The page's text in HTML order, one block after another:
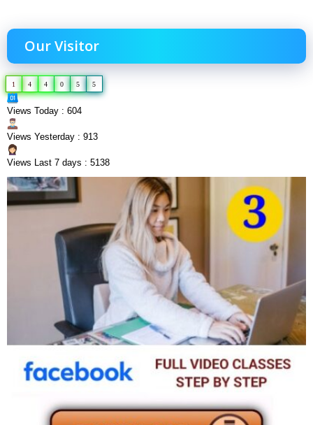
Our Visitor
1 4 4 0 5 5
Views Today : 604
Views Yesterday : 913
Views Last 7 days : 5138